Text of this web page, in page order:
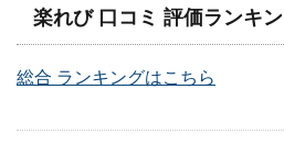
楽れび 口コミ 評価ランキ
総合 ランキングはこちら